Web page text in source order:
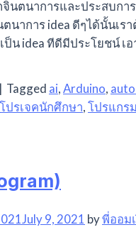
จินตนาการและประสบก
นาการ idea ดีๆได้นั้นเ
ป็น idea ทีดีมีประโยชน์
| Tagged ai,Arduino,
โปรเจคนักศึกษา,โปรแกร
July 9, 2021 byพี่ออม